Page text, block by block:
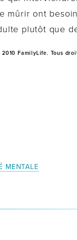
mûrir ont
plutôt que
FamilyLife. Tous
MENTALE